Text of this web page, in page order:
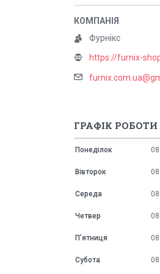
Фурнікс
https://furnix-
ГРАФІК РОБОТИ
Понеділок
Вівторок
Середа
Четвер
Пʼятниця
Субота